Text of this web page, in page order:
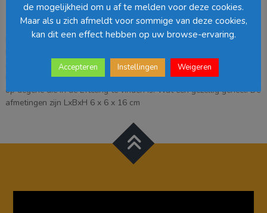
Beschrijving
De Efteling is een wonderbaarlijke wereld waar sprookjes tot leven
sprookjesbos compleet met Efteling Pardoes uit de collectie van
Luville. De Efteling Pardijnis tot in detail nagemaakt en lijkt precies
op degene die in de Efteling te vinden is. Wat een gezellig geheel! De
afmetingen zijn LxBxH 6 x 6 x 16 cm
de mogelijkheid om u af te melden voor deze cookies.
Maar als u zich afmeldt voor sommige van deze cookies,
kan dit een effect hebben op uw browse-ervaring.
Accepteren Instellingen Weigeren